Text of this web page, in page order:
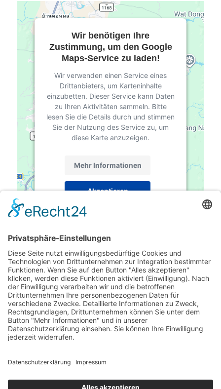
Wir benötigen Ihre
Zustimmung, um den Google
Maps-Service zu laden!
Wir verwenden einen Service eines
Drittanbieters, um Karteninhalte
einzubetten. Dieser Service kann Daten
zu Ihren Aktivitäten sammeln. Bitte
lesen Sie die Details durch und stimmen
Sie der Nutzung des Service zu, um
diese Karte anzuzeigen.
Mehr Informationen
Akzeptieren
powered by
Management Platform
Kontakt:
Telefon: 0 62 32 8 23 33
E-Mail:praxis@hausarzt-doktor-pietsch.de